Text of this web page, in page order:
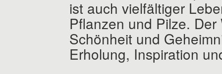
ist auch vielfältiger
Pflanzen und Pilze.
Schönheit und
Erholung, Inspiration